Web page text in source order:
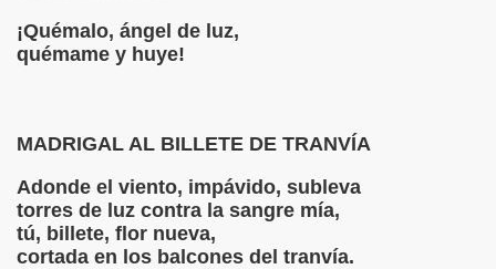
¡Quémalo, ángel de luz,
quémame y huye!
MADRIGAL AL BILLETE DE TRANVÍA
Adonde el viento, impávido, subleva
torres de luz contra la sangre mía,
tú, billete, flor nueva,
cortada en los balcones del tranvía.